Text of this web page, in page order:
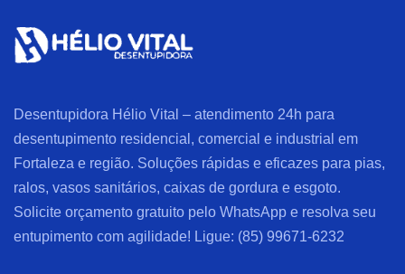
Desentupidora Hélio Vital – atendimento 24h para
desentupimento residencial, comercial e industrial em
Fortaleza e região. Soluções rápidas e eficazes para pias,
ralos, vasos sanitários, caixas de gordura e esgoto.
Solicite orçamento gratuito pelo WhatsApp e resolva seu
entupimento com agilidade! Ligue: (85) 99671-6232